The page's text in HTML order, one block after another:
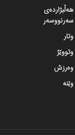
هەڵبژاردەی
سەرنووسەر
وتار
وتووێژ
وەرزش
وێنە